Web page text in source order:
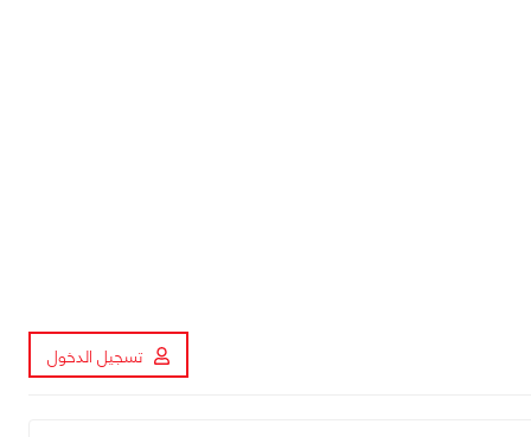
تسجيل الدخول